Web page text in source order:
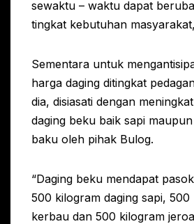
sewaktu – waktu dapat
tingkat kebutuhan
Sementara untuk
harga daging ditingkat
dia, disiasati dengan
daging beku baik sapi
baku oleh pihak Bulog.
“Daging beku mendapat
500 kilogram daging sapi, 500
kerbau dan 500 kilogram